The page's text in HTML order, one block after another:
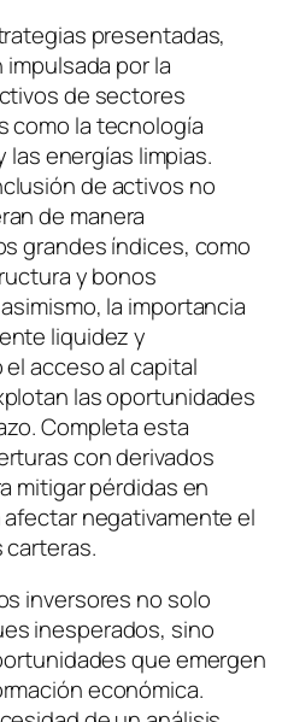
presentadas,
por la
de sectores
como la tecnología
las energías limpias.
de activos no
de manera
grandes índices, como
y bonos
la importancia
liquidez y
acceso al capital
las oportunidades
Completa esta
con derivados
mitigar pérdidas en
negativamente el
carteras.
inversores no solo
inesperados, sino
que emergen
económica.